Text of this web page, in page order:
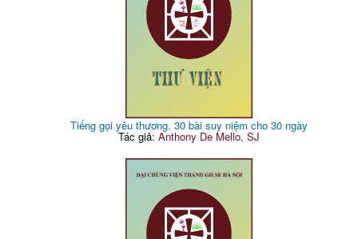
Tiếng gọi yêu thương. 30 bài suy niệm cho 30 ngày
Tác giả: Anthony De Mello, SJ